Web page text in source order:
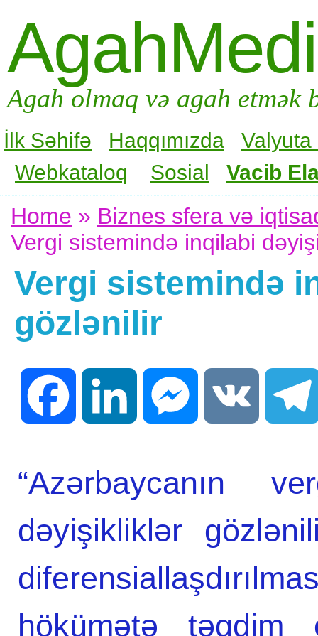
Agah olmaq və agah
İlk Səhifə Haqqımızda
Valyuta
Webkataloq
Sosial Vacib
Home » Biznes sfera və
Vergi sistemində inqilabi
Vergi sistemində
gözlənilir
Facebook LinkedIn Messenger VK
“Azərbaycanın
dəyişikliklər
hökümətə təqdim